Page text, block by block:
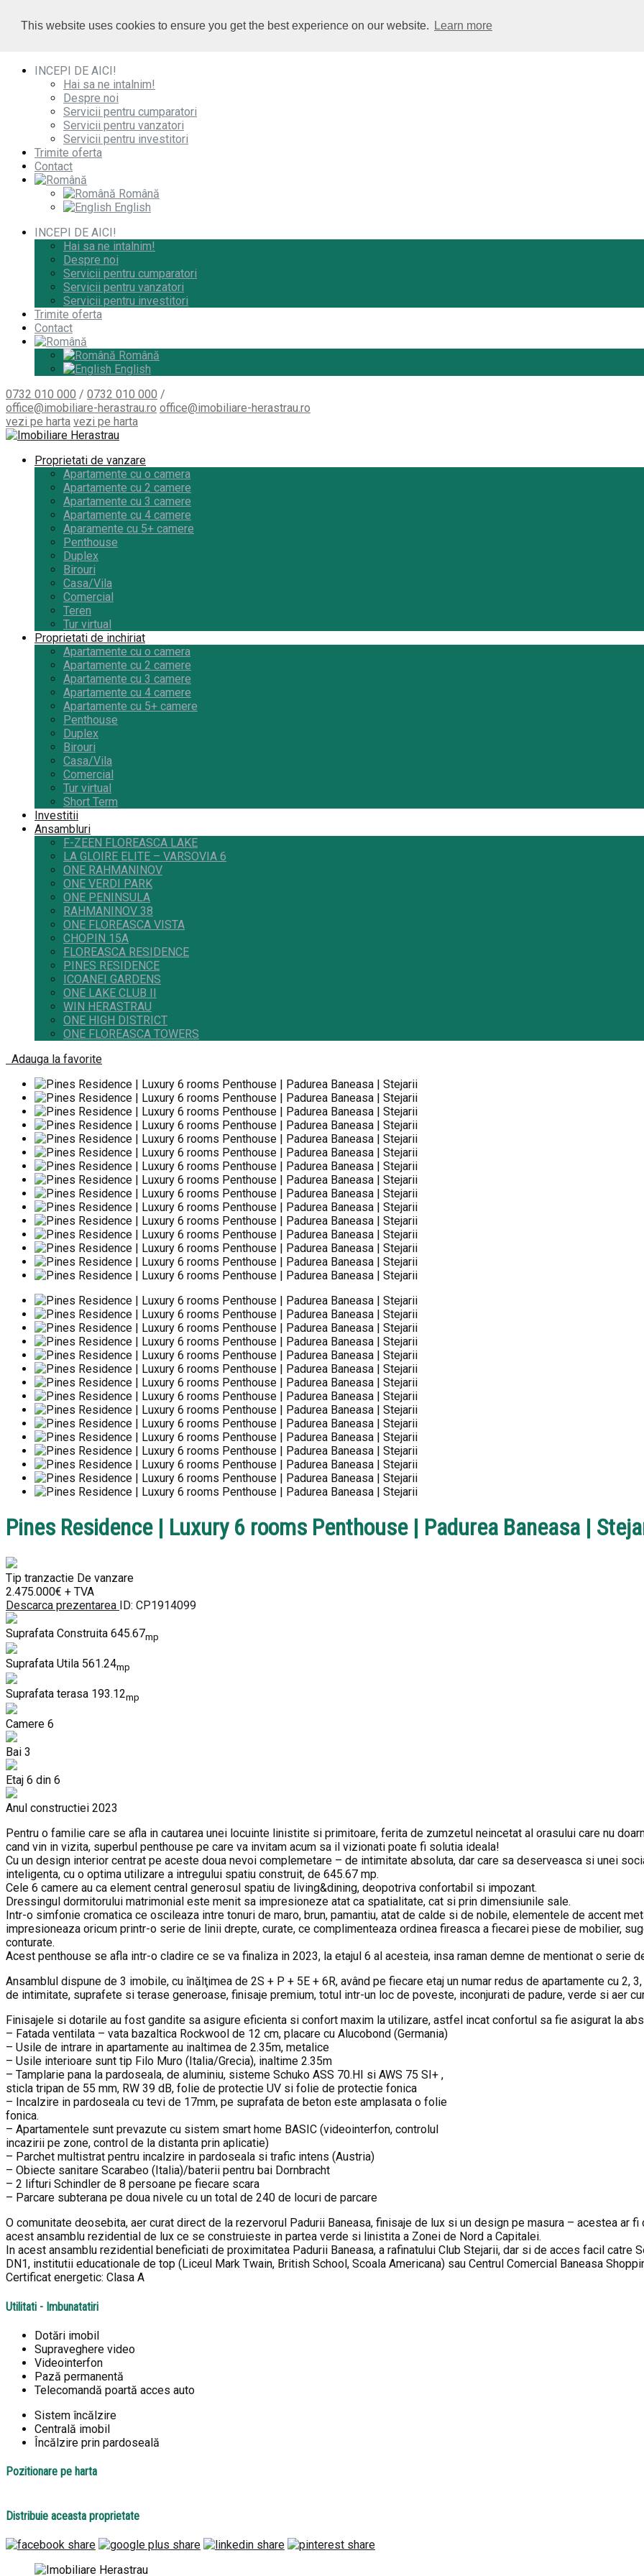
This website uses cookies to ensure you get the best experience on our website. Learn more
0732 010 000/ 0732 010 000
office@imobiliare-herastrau.ro office@imobiliare-herastrau.ro
INCEPI DE AICI!
Hai sa ne intalnim!
Despre noi
Servicii pentru cumparatori
Servicii pentru vanzatori
Servicii pentru investitori
Trimite oferta
Contact
Română
English
INCEPI DE AICI!
Hai sa ne intalnim!
Despre noi
Servicii pentru cumparatori
Servicii pentru vanzatori
Servicii pentru investitori
Trimite oferta
Contact
Română
English
0732 010 000 / 0732 010 000 /
office@imobiliare-herastrau.ro office@imobiliare-herastrau.ro
vezi pe harta vezi pe harta
Proprietati de vanzare
Apartamente cu o camera
Apartamente cu 2 camere
Apartamente cu 3 camere
Apartamente cu 4 camere
Aparamente cu 5+ camere
Penthouse
Duplex
Birouri
Casa/Vila
Comercial
Teren
Tur virtual
Proprietati de inchiriat
Apartamente cu o camera
Apartamente cu 2 camere
Apartamente cu 3 camere
Apartamente cu 4 camere
Apartamente cu 5+ camere
Penthouse
Duplex
Birouri
Casa/Vila
Comercial
Tur virtual
Short Term
Investitii
Ansambluri
F-ZEEN FLOREASCA LAKE
LA GLOIRE ELITE – VARSOVIA 6
ONE RAHMANINOV
ONE VERDI PARK
ONE PENINSULA
RAHMANINOV 38
ONE FLOREASCA VISTA
CHOPIN 15A
FLOREASCA RESIDENCE
PINES RESIDENCE
ICOANEI GARDENS
ONE LAKE CLUB II
WIN HERASTRAU
ONE HIGH DISTRICT
ONE FLOREASCA TOWERS
Adauga la favorite
Pines Residence | Luxury 6 rooms Penthouse | Padurea Baneasa |
Tip tranzactie De vanzare
2.475.000€ + TVA
Descarca prezentarea ID: CP1914099
Suprafata Construita 645.67mp
Suprafata Utila 561.24mp
Suprafata terasa 193.12mp
Camere 6
Bai 3
Etaj 6 din 6
Anul constructiei 2023
Pentru o familie care se afla in cautarea unei locuinte linistite si primitoare, ferita de zumzetul neincetat al orasului care nu
cand vin in vizita, superbul penthouse pe care va invitam acum sa il vizionati poate fi solutia ideala!
Cu un design interior centrat pe aceste doua nevoi complemetare – de intimitate absoluta, dar care sa deserveasca si unei
inteligenta, cu o optima utilizare a intregului spatiu construit, de 645.67 mp.
Cele 6 camere au ca element central generosul spatiu de living&dining, deopotriva confortabil si impozant.
Dressingul dormitorului matrimonial este menit sa impresioneze atat ca spatialitate, cat si prin dimensiunile sale.
Intr-o simfonie cromatica ce oscileaza intre tonuri de maro, brun, pamantiu, atat de calde si de nobile, elementele de accent
impresioneaza oricum printr-o serie de linii drepte, curate, ce complimenteaza ordinea fireasca a fiecarei piese de mobilier,
conturate.
Acest penthouse se afla intr-o cladire ce se va finaliza in 2023, la etajul 6 al acesteia, insa raman demne de mentionat o serie
Ansamblul dispune de 3 imobile, cu înălţimea de 2S + P + 5E + 6R, având pe fiecare etaj un numar redus de apartamente cu
de intimitate, suprafete si terase generoase, finisaje premium, totul intr-un loc de poveste, inconjurati de padure, verde si aer
Finisajele si dotarile au fost gandite sa asigure eficienta si confort maxim la utilizare, astfel incat confortul sa fie asigurat la
– Fatada ventilata – vata bazaltica Rockwool de 12 cm, placare cu Alucobond (Germania)
– Usile de intrare in apartamente au inaltimea de 2.35m, metalice
– Usile interioare sunt tip Filo Muro (Italia/Grecia), inaltime 2.35m
– Tamplarie pana la pardoseala, de aluminiu, sisteme Schuko ASS 70.HI si AWS 75 SI+ ,
sticla tripan de 55 mm, RW 39 dB, folie de protectie UV si folie de protectie fonica
– Incalzire in pardoseala cu tevi de 17mm, pe suprafata de beton este amplasata o folie
fonica.
– Apartamentele sunt prevazute cu sistem smart home BASIC (videointerfon, controlul
incazirii pe zone, control de la distanta prin aplicatie)
– Parchet multistrat pentru incalzire in pardoseala si trafic intens (Austria)
– Obiecte sanitare Scarabeo (Italia)/baterii pentru bai Dornbracht
– 2 lifturi Schindler de 8 persoane pe fiecare scara
– Parcare subterana pe doua nivele cu un total de 240 de locuri de parcare
O comunitate deosebita, aer curat direct de la rezervorul Padurii Baneasa, finisaje de lux si un design pe masura – acestea ar
acest ansamblu rezidential de lux ce se construieste in partea verde si linistita a Zonei de Nord a Capitalei.
In acest ansamblu rezidential beneficiati de proximitatea Padurii Baneasa, a rafinatului Club Stejarii, dar si de acces facil
DN1, institutii educationale de top (Liceul Mark Twain, British School, Scoala Americana) sau Centrul Comercial Baneasa
Certificat energetic: Clasa A
Utilitati - Imbunatatiri
Dotări imobil
Supraveghere video
Videointerfon
Pază permanentă
Telecomandă poartă acces auto
Sistem încălzire
Centrală imobil
Încălzire prin pardoseală
Pozitionare pe harta
Distribuie aceasta proprietate